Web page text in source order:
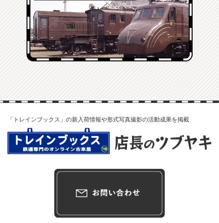
「トレインブックス」の新入荷情報や形式写真撮影の活動成果を掲載